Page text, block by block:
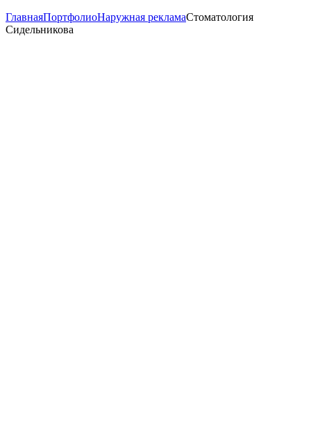
ГлавнаяПортфолиоНаружная рекламаСтоматология
Сидельникова